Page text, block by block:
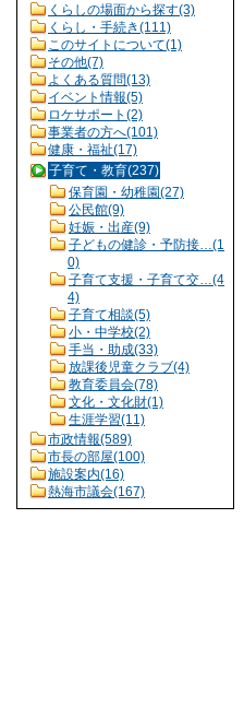
くらしの場面から探す(3)
くらし・手続き(111)
このサイトについて(1)
その他(7)
よくある質問(13)
イベント情報(5)
ロケサポート(2)
事業者の方へ(101)
健康・福祉(17)
子育て・教育(237)
保育園・幼稚園(27)
公民館(9)
妊娠・出産(9)
子どもの健診・予防接…(1
0)
子育て支援・子育て交…(4
4)
子育て相談(5)
小・中学校(2)
手当・助成(33)
放課後児童クラブ(4)
教育委員会(78)
文化・文化財(1)
生涯学習(11)
市政情報(589)
市長の部屋(100)
施設案内(16)
熱海市議会(167)